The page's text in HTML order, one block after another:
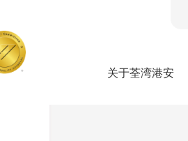
关于荃湾港安